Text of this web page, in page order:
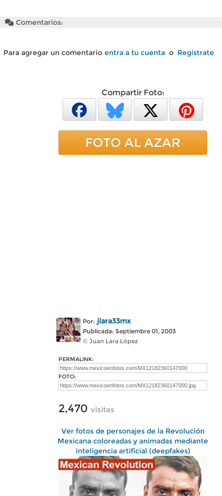
Comentarios:
Para agregar un comentario entra a tu cuenta o Regístrate
Compartir Foto:
FOTO AL AZAR
Por: jlara33mx
Publicada: Septiembre 01, 2003
© Juan Lara López
PERMALINK:
FOTO:
2,470 visitas
Ver fotos de personajes de la Revolución
Mexicana coloreadas y animadas mediante
inteligencia artificial (deepfakes)